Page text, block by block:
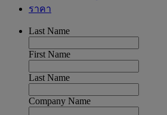
ราคา
Last Name
First Name
Last Name
Company Name